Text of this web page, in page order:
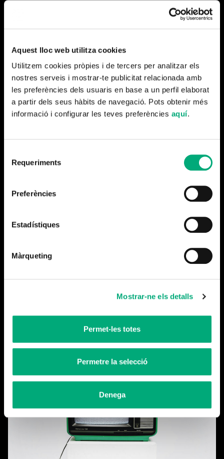
Aquest lloc web utilitza cookies
Utilitzem cookies pròpies i de tercers per analitzar els
nostres serveis i mostrar-te publicitat relacionada amb
les preferències dels usuaris en base a un perfil elaborat
a partir dels seus hàbits de navegació. Pots obtenir més
informació i configurar les teves preferències aquí.
Requeriments
Preferències
Estadístiques
Màrqueting
Mostrar-ne els detalls
Permet-les totes
Permetre la selecció
Denega
muerte de Franco, esta etapa tan decisiva de la historia
Generalísimo, la vida de Franco en color
(2019) La vida
otorga el presente y como nunca antes se había hecho: en
con un intenso pulso narrativo y con la voluntad de recrear
para los espectadores del presente momentos clave del
Más noticias